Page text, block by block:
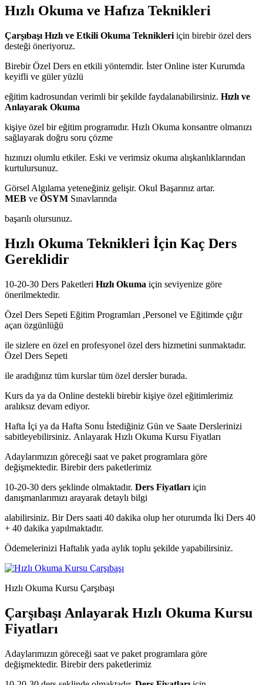
Hızlı Okuma ve Hafıza Teknikleri
Çarşıbaşı Hızlı ve Etkili Okuma Teknikleri için birebir özel ders
desteği öneriyoruz.
Birebir Özel Ders en etkili yöntemdir. İster Online ister Kurumda
keyifli ve güler yüzlü
eğitim kadrosundan verimli bir şekilde faydalanabilirsiniz. Hızlı ve
Anlayarak Okuma
kişiye özel bir eğitim programıdır. Hızlı Okuma konsantre olmanızı
sağlayarak doğru soru çözme
hızınızı olumlu etkiler. Eski ve verimsiz okuma alışkanlıklarından
kurtulursunuz.
Görsel Algılama yeteneğiniz gelişir. Okul Başarınız artar.
MEB ve ÖSYM Sınavlarında
başarılı olursunuz.
Hızlı Okuma Teknikleri İçin Kaç Ders
Gereklidir
10-20-30 Ders Paketleri Hızlı Okuma için seviyenize göre
önerilmektedir.
Özel Ders Sepeti Eğitim Programları ,Personel ve Eğitimde çığır
açan özgünlüğü
ile sizlere en özel en profesyonel özel ders hizmetini sunmaktadır.
Özel Ders Sepeti
ile aradığınız tüm kurslar tüm özel dersler burada.
Kurs da ya da Online destekli birebir kişiye özel eğitimlerimiz
aralıksız devam ediyor.
Hafta İçi ya da Hafta Sonu İstediğiniz Gün ve Saate Derslerinizi
sabitleyebilirsiniz. Anlayarak Hızlı Okuma Kursu Fiyatları
Adaylarımızın göreceği saat ve paket programlara göre
değişmektedir. Birebir ders paketlerimiz
10-20-30 ders şeklinde olmaktadır. Ders Fiyatları için
danışmanlarımızı arayarak detaylı bilgi
alabilirsiniz. Bir Ders saati 40 dakika olup her oturumda İki Ders 40
+ 40 dakika yapılmaktadır.
Ödemelerinizi Haftalık yada aylık toplu şekilde yapabilirsiniz.
Hızlı Okuma Kursu Çarşıbaşı
Çarşıbaşı Anlayarak Hızlı Okuma Kursu
Fiyatları
Adaylarımızın göreceği saat ve paket programlara göre
değişmektedir. Birebir ders paketlerimiz